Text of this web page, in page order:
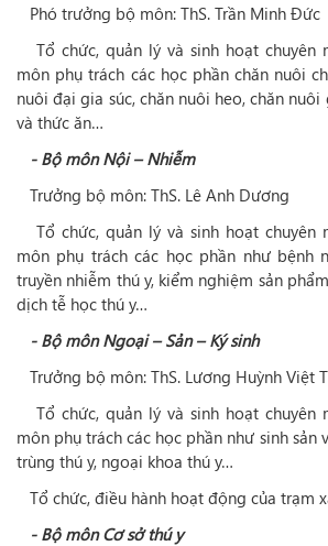
Phó trưởng bộ môn: ThS. Trần Minh Đức
Tổ chức, quản lý và sinh hoạt chuyên
môn phụ trách các học phần chăn nuôi
nuôi đại gia súc, chăn nuôi heo, chăn
và thức ăn…
- Bộ môn Nội – Nhiễm
Trưởng bộ môn: ThS. Lê Anh Dương
Tổ chức, quản lý và sinh hoạt chuyên
môn phụ trách các học phần như bệnh
truyền nhiễm thú y, kiểm nghiệm sản
dịch tễ học thú y…
- Bộ môn Ngoại – Sản – Ký sinh
Trưởng bộ môn: ThS. Lương Huỳnh Việt
Tổ chức, quản lý và sinh hoạt chuyên
môn phụ trách các học phần như sinh sản
trùng thú y, ngoại khoa thú y…
Tổ chức, điều hành hoạt động của trạm
- Bộ môn Cơ sở thú y